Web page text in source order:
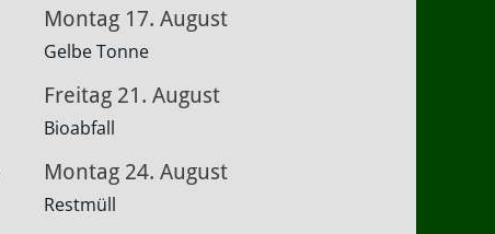
Montag 17. August
Gelbe Tonne
Freitag 21. August
Bioabfall
Montag 24. August
Restmüll